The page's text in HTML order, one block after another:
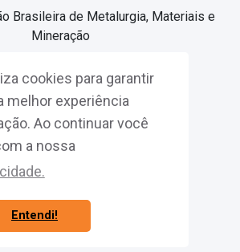
cookies para garantir
melhor experiência
Ao continuar você
a nossa
Entendi!
Brasileira de Metalurgia, Materiais e
Mineração
Associe-se
Fazer Login